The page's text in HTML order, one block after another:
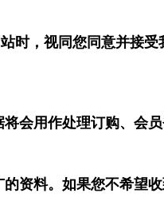
时，视同您同意并接
会用作处理订购、会
资料。如果您不希望